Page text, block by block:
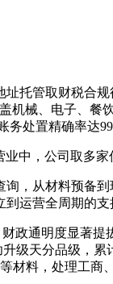
址托管取财税合
械、电子、
务处置精确率达
，公司取多家
从材料预备
运营全周期的支
通明度显著提
级天分品级，
材料，处理工商